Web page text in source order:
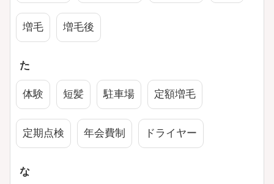
増毛 増毛後
た
体験 短髪 駐車場 定額増毛
定期点検 年会費制 ドライヤー
な